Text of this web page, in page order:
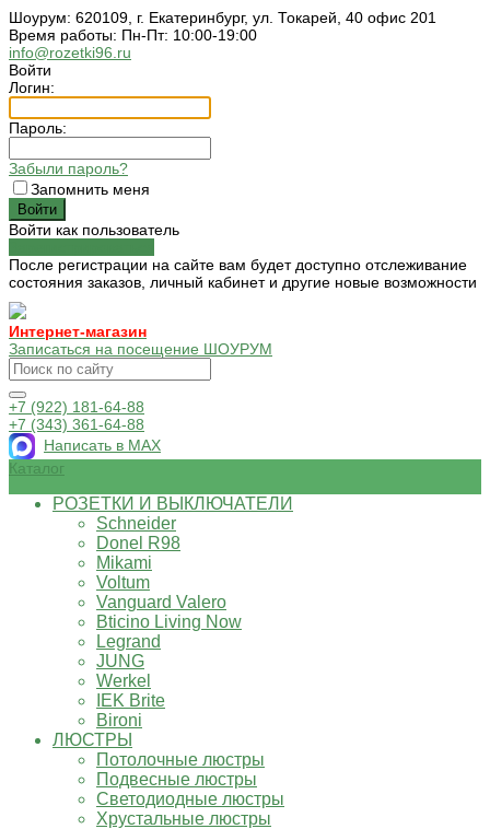
Шоурум: 620109, г. Екатеринбург, ул. Токарей, 40 офис 201
Время работы: Пн-Пт: 10:00-19:00
info@rozetki96.ru
Войти
Логин:
Пароль:
Забыли пароль?
Запомнить меня
Войти как пользователь
После регистрации на сайте вам будет доступно отслеживание
состояния заказов, личный кабинет и другие новые возможности
Интернет-магазин
Записаться на посещение ШОУРУМ
+7 (922) 181-64-88
+7 (343) 361-64-88
Написать в MAX
Каталог
РОЗЕТКИ И ВЫКЛЮЧАТЕЛИ
Schneider
Donel R98
Mikami
Voltum
Vanguard Valero
Bticino Living Now
Legrand
JUNG
Werkel
IEK Brite
Bironi
ЛЮСТРЫ
Потолочные люстры
Подвесные люстры
Светодиодные люстры
Хрустальные люстры